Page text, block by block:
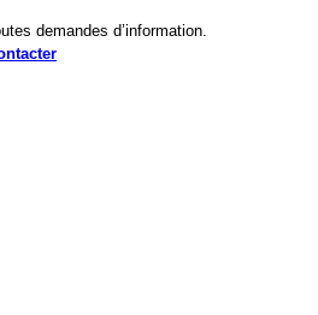
demandes d’information.